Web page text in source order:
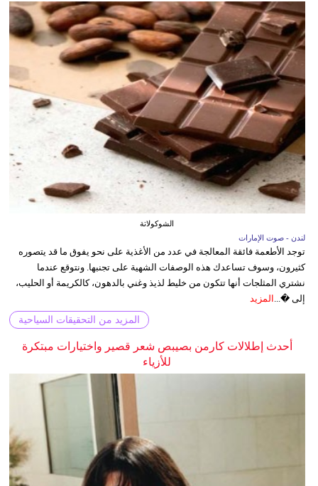
الشوكولاتة
لندن - صوت الإمارات
توجد الأطعمة فائقة المعالجة في عدد من الأغذية على نحو يفوق ما قد يتصوره
كثيرون، وسوف تساعدك هذه الوصفات الشهية على تجنبها. ونتوقع عندما
نشتري المثلجات أنها تتكون من خليط لذيذ وغني بالدهون، كالكريمة أو الحليب،
إلى �... المزيد
المزيد من التحقيقات السياحية
أحدث إطلالات كارمن بصيبص شعر قصير واختيارات مبتكرة
للأزياء